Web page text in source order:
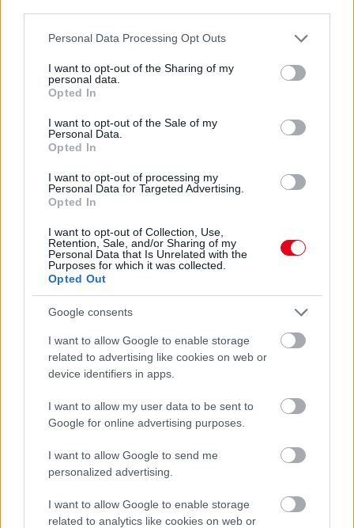
Please note that this website/app uses one or more Google
not limited to your visit or usage behaviour. You may click to
grant or deny consent to Google and its third-party tags to
use your data for below specified purposes in below Google
consent section.
Personal Data Processing Opt Outs
I want to opt-out of the Sharing of my
personal data.
Opted In
I want to opt-out of the Sale of my
Personal Data.
Opted In
I want to opt-out of processing my
Personal Data for Targeted Advertising.
Opted In
I want to opt-out of Collection, Use,
Retention, Sale, and/or Sharing of my
Personal Data that Is Unrelated with the
Purposes for which it was collected.
Opted Out
Google consents
I want to allow Google to enable storage
related to advertising like cookies on web or
device identifiers in apps.
I want to allow my user data to be sent to
Google for online advertising purposes.
I want to allow Google to send me
personalized advertising.
I want to allow Google to enable storage
related to analytics like cookies on web or
SZÓDABIKARBÓNA A LEGERŐSEBB: EZT HASZNÁLJÁK A
Ez a szer tényleg eltünteti a vízkövet
ÉS SOKKAL FINOMABB LESZ A FŐTT KRUMPLI
Titkos hozzávaló
24 ÓRA TOVÁBBI HÍREI
24 óra
Orvos figyelmeztet: ezt az apró reggeli tünetet ne
söpörd a szőnyeg alá